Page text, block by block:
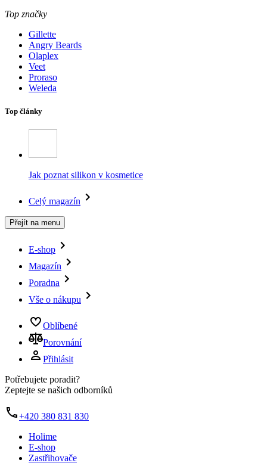
Top značky
Gillette
Angry Beards
Olaplex
Veet
Proraso
Weleda
Top články
Jak poznat silikon v kosmetice
Celý magazín
Přejít na menu
E-shop
Magazín
Poradna
Vše o nákupu
Oblíbené
Porovnání
Přihlásit
Potřebujete poradit?
Zeptejte se našich odborníků
+420 380 831 830
Holime
E-shop
Zastřihovače